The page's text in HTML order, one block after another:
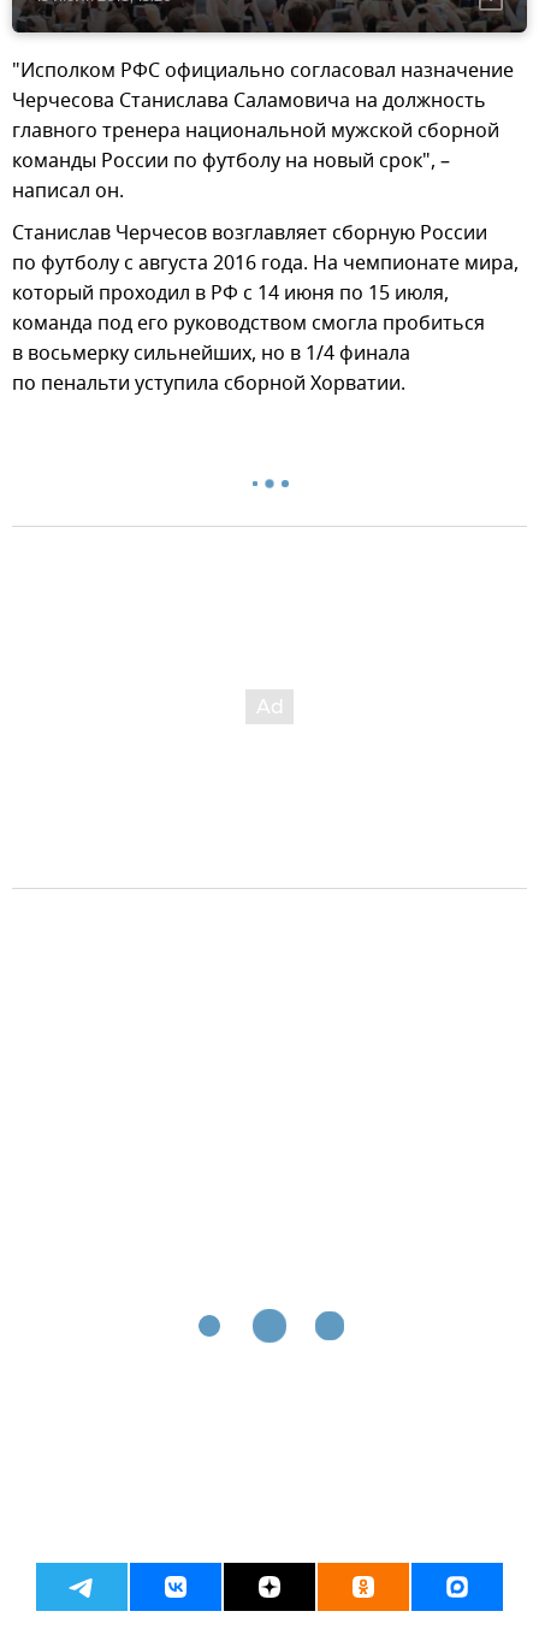
"Исполком РФС официально согласовал назначение
Черчесова Станислава Саламовича на должность
главного тренера национальной мужской сборной
команды России по футболу на новый срок", –
написал он.
​Станислав Черчесов возглавляет сборную России
по футболу с августа 2016 года. На чемпионате мира,
который проходил в РФ с 14 июня по 15 июля,
команда под его руководством смогла пробиться
в восьмерку сильнейших, но в 1/4 финала
по пенальти уступила сборной Хорватии.